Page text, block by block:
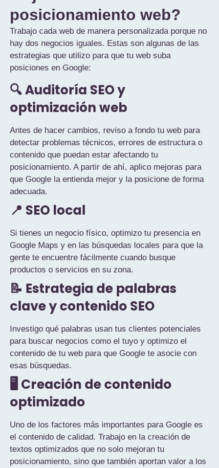
posicionamiento web?
Trabajo cada web de manera personalizada porque no
hay dos negocios iguales. Estas son algunas de las
estrategias que utilizo para que tu web suba
posiciones en Google:
🔍 Auditoría SEO y
optimización web
Antes de hacer cambios, reviso a fondo tu web para
detectar problemas técnicos, errores de estructura o
contenido que puedan estar afectando tu
posicionamiento. A partir de ahí, aplico mejoras para
que Google la entienda mejor y la posicione de forma
adecuada.
📍 SEO local
Si tienes un negocio físico, optimizo tu presencia en
Google Maps y en las búsquedas locales para que la
gente te encuentre fácilmente cuando busque
productos o servicios en su zona.
📝 Estrategia de palabras
clave y contenido SEO
Investigo qué palabras usan tus clientes potenciales
para buscar negocios como el tuyo y optimizo el
contenido de tu web para que Google te asocie con
esas búsquedas.
🖥️ Creación de contenido
optimizado
Uno de los factores más importantes para Google es
el contenido de calidad. Trabajo en la creación de
textos optimizados que no solo mejoran tu
posicionamiento, sino que también aportan valor a los